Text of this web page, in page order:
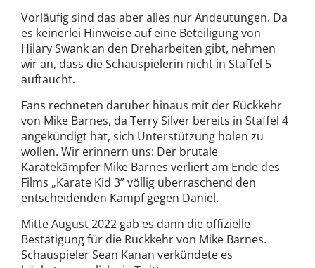
Vorläufig sind das aber alles nur Andeutungen. Da
es keinerlei Hinweise auf eine Beteiligung von
Hilary Swank an den Dreharbeiten gibt, nehmen
wir an, dass die Schauspielerin nicht in Staffel 5
auftaucht.
Fans rechneten darüber hinaus mit der Rückkehr
von Mike Barnes, da Terry Silver bereits in Staffel 4
angekündigt hat, sich Unterstützung holen zu
wollen. Wir erinnern uns: Der brutale
Karatekämpfer Mike Barnes verliert am Ende des
Films „Karate Kid 3” völlig überraschend den
entscheidenden Kampf gegen Daniel.
Mitte August 2022 gab es dann die offizielle
Bestätigung für die Rückkehr von Mike Barnes.
Schauspieler Sean Kanan verkündete es